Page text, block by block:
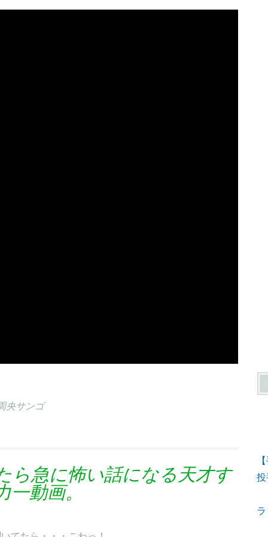
央サンゴ
ら急に怖い話になる天才す
動画。